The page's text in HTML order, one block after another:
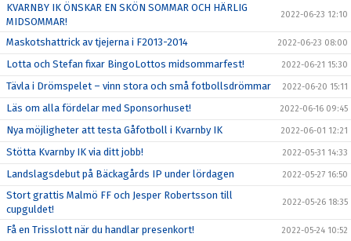
KVARNBY IK ÖNSKAR EN SKÖN SOMMAR OCH HÄRLIG
MIDSOMMAR!
2022-06-23 12:10
Maskotshattrick av tjejerna i F2013-2014 2022-06-23 08:00
Lotta och Stefan fixar BingoLottos midsommarfest! 2022-06-21 15:30
Tävla i Drömspelet – vinn stora och små fotbollsdrömmar 2022-06-20 15:11
Läs om alla fördelar med Sponsorhuset! 2022-06-16 09:45
Nya möjligheter att testa Gåfotboll i Kvarnby IK 2022-06-01 12:21
Stötta Kvarnby IK via ditt jobb! 2022-05-31 14:33
Landslagsdebut på Bäckagårds IP under lördagen 2022-05-27 16:50
Stort grattis Malmö FF och Jesper Robertsson till
cupguldet!
2022-05-26 18:35
Få en Trisslott när du handlar presenkort! 2022-05-24 10:52